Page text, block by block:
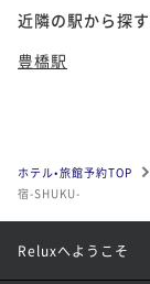
近隣の駅から探す
豊橋駅
ホテル•旅館予約TOP
宿-SHUKU-
Reluxへようこそ